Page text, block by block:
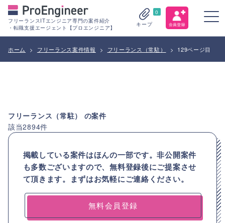
フリーランスITエンジニア専門の案件紹介
・転職支援エージェント【プロエンジニア】
0
キープ
ホーム > フリーランス案件情報 > フリーランス（常駐） > 129ページ目
フリーランス（常駐） の案件
該当2894件
掲載している案件はほんの一部です。非公開案件
も多数ございますので、無料登録後にご提案させ
て頂きます。まずはお気軽にご連絡ください。
無料会員登録